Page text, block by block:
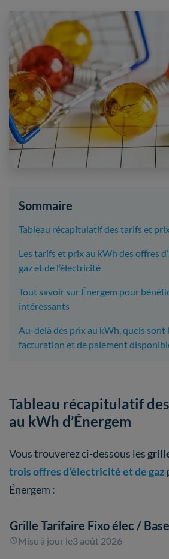
Sommaire
Tableau récapitulatif des tarifs et
Les tarifs et prix au kWh des offres
gaz et de l’électricité
Tout savoir sur Énergem pour
intéressants
Au-delà des prix au kWh, quels sont
facturation et de paiement
Tableau récapitulatif
au kWh d’Énergem
Vous trouverez ci-dessous les
trois offres d’électricité et de gaz
Énergem :
Grille Tarifaire Fixo élec / Base
Mise à jour le3 août 2026